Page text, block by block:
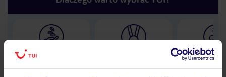
Lider niskich cen 30 lat w